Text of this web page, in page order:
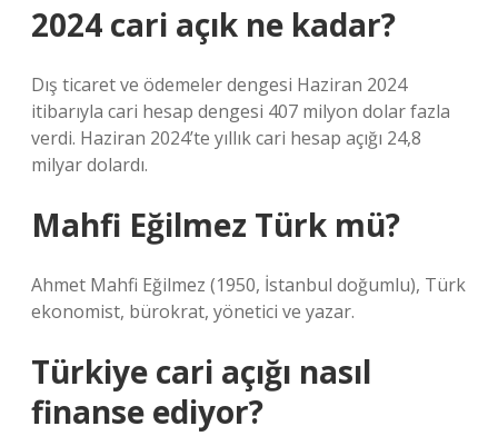
2024 cari açık ne kadar?
Dış ticaret ve ödemeler dengesi Haziran 2024
itibarıyla cari hesap dengesi 407 milyon dolar fazla
verdi. Haziran 2024’te yıllık cari hesap açığı 24,8
milyar dolardı.
Mahfi Eğilmez Türk mü?
Ahmet Mahfi Eğilmez (1950, İstanbul doğumlu), Türk
ekonomist, bürokrat, yönetici ve yazar.
Türkiye cari açığı nasıl
finanse ediyor?